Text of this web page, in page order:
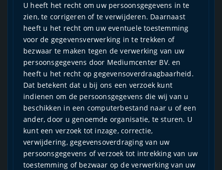
U heeft het recht om uw persoonsgegevens in te
zien, te corrigeren of te verwijderen. Daarnaast
heeft u het recht om uw eventuele toestemming
voor de gegevensverwerking in te trekken of
bezwaar te maken tegen de verwerking van uw
persoonsgegevens door Mediumcenter BV. en
heeft u het recht op gegevensoverdraagbaarheid.
Dat betekent dat u bij ons een verzoek kunt
indienen om de persoonsgegevens die wij van u
beschikken in een computerbestand naar u of een
ander, door u genoemde organisatie, te sturen. U
kunt een verzoek tot inzage, correctie,
verwijdering, gegevensoverdraging van uw
persoonsgegevens of verzoek tot intrekking van uw
toestemming of bezwaar op de verwerking van uw